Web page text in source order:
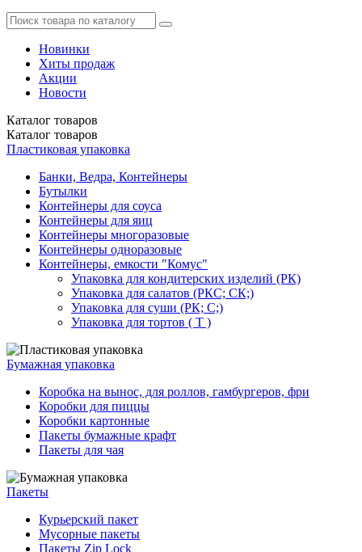
Новинки
Хиты продаж
Акции
Новости
Каталог товаров
Каталог товаров
Пластиковая упаковка
Банки, Ведра, Контейнеры
Бутылки
Контейнеры для соуса
Контейнеры для яиц
Контейнеры многоразовые
Контейнеры одноразовые
Контейнеры, емкости "Комус"
Упаковка для кондитерских изделий (РК)
Упаковка для салатов (РКС; СК;)
Упаковка для суши (РК; С;)
Упаковка для тортов ( Т )
Бумажная упаковка
Коробка на вынос, для роллов, гамбургеров, фри
Коробки для пиццы
Коробки картонные
Пакеты бумажные крафт
Пакеты для чая
Пакеты
Курьерский пакет
Мусорные пакеты
Пакеты Zip Lock